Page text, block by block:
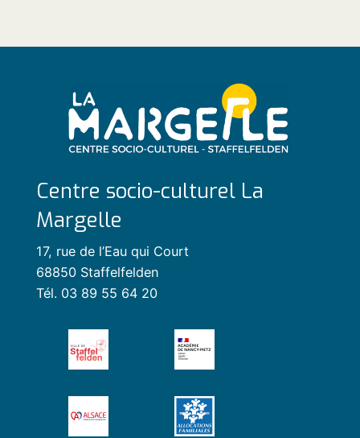
Centre socio-culturel La
Margelle
17, rue de l’Eau qui Court
68850 Staffelfelden
Tél. 03 89 55 64 20